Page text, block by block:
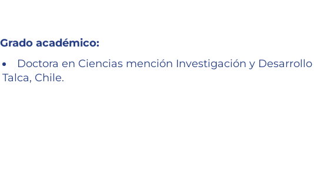
Grado académico:
Doctora en Ciencias mención Investigación y
Talca, Chile.